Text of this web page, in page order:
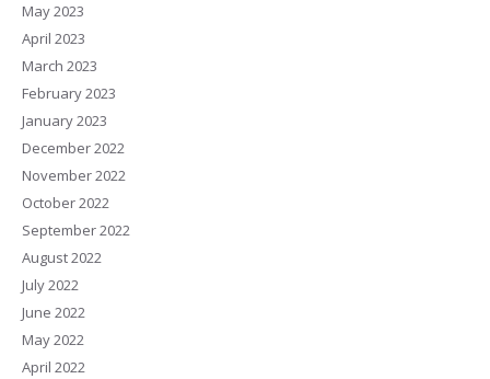
May 2023
April 2023
March 2023
February 2023
January 2023
December 2022
November 2022
October 2022
September 2022
August 2022
July 2022
June 2022
May 2022
April 2022